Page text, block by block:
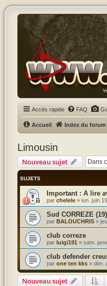
Accès rapide FAQ
Accueil Index du forum
Limousin
Nouveau sujet
SUJETS
A lire
par chelele» lun. juin
Sud CORREZE
par BALOUCHRIS»
club correze
par luigi191 » sam.
club defender
par one ten kks» dim.
Nouveau sujet